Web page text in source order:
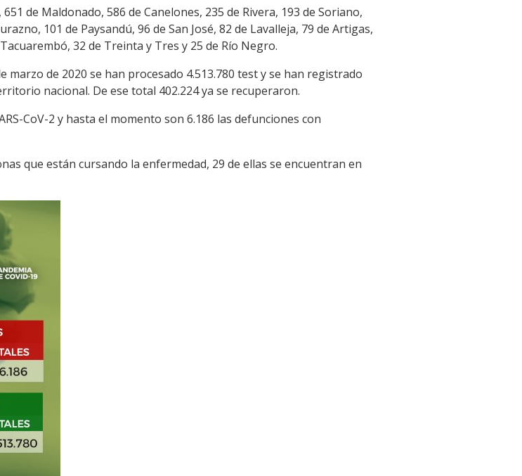
de Maldonado, 586 de Canelones, 235 de Rivera, 193 de Soriano,
101 de Paysandú, 96 de San José, 82 de Lavalleja, 79 de Artigas,
32 de Treinta y Tres y 25 de Río Negro.
marzo de 2020 se han procesado 4.513.780 test y se han registrado
nacional. De ese total 402.224 ya se recuperaron.
CoV-2 y hasta el momento son 6.186 las defunciones con
que están cursando la enfermedad, 29 de ellas se encuentran en